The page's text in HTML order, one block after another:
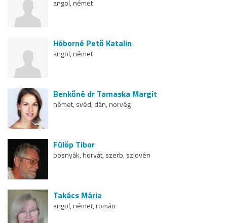
angol, német
Hóborné Pető Katalin
angol, német
Benkőné dr Tamaska Margit
német, svéd, dán, norvég
Fülöp Tibor
bosnyák, horvát, szerb, szlovén
Takács Mária
angol, német, román